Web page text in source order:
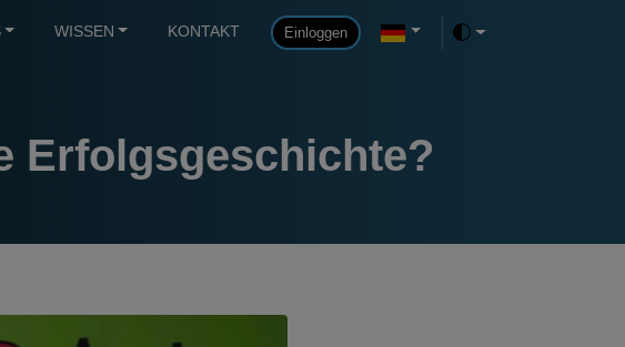
WISSEN KONTAKT Einloggen
Toggle theme
Erfolgsgeschichte?